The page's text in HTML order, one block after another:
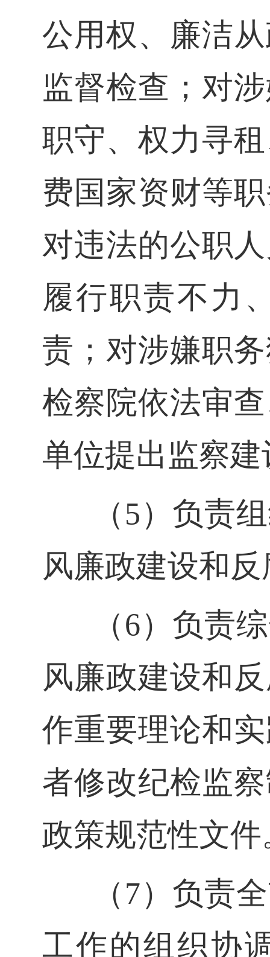
公用权、廉洁
监督检查；对
职守、权力寻
费国家资财等
对违法的公职
履行职责不力
责；对涉嫌职
检察院依法审
单位提出监察建
（5）负责
风廉政建设和
（6）负责
风廉政建设和
作重要理论和
者修改纪检监
政策规范性文件
（7）负责
工作的组织协